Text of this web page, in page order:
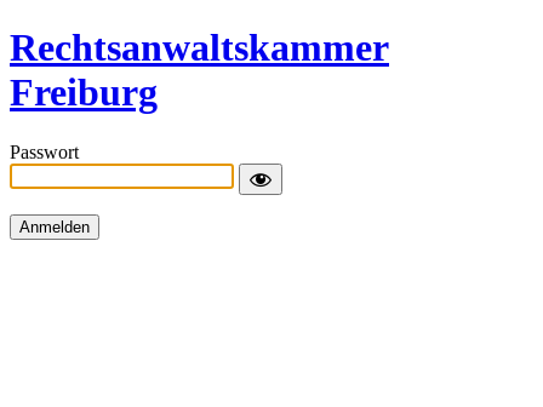
Rechtsanwaltskammer
Freiburg
Passwort